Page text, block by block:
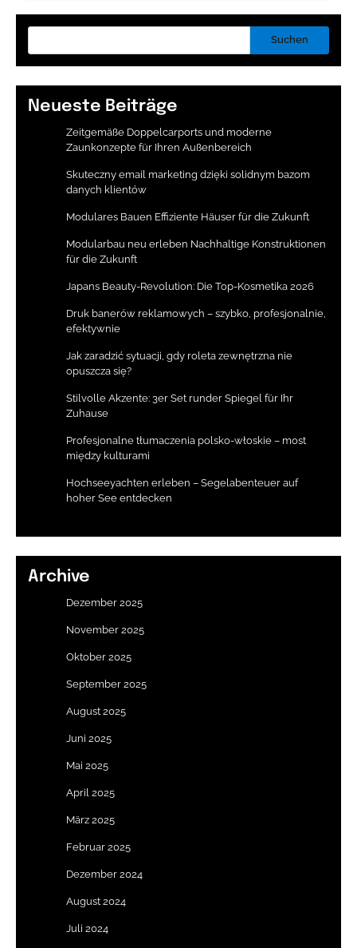
Suchen
Neueste Beiträge
Zeitgemäße Doppelcarports und moderne
Zaunkonzepte für Ihren Außenbereich
Skuteczny email marketing dzięki solidnym bazom
danych klientów
Modulares Bauen Effiziente Häuser für die Zukunft
Modularbau neu erleben Nachhaltige Konstruktionen
für die Zukunft
Japans Beauty-Revolution: Die Top-Kosmetika 2026
Druk banerów reklamowych – szybko, profesjonalnie,
efektywnie
Jak zaradzić sytuacji, gdy roleta zewnętrzna nie
opuszcza się?
Stilvolle Akzente: 3er Set runder Spiegel für Ihr
Zuhause
Profesjonalne tłumaczenia polsko-włoskie – most
między kulturami
Hochseeyachten erleben – Segelabenteuer auf
hoher See entdecken
Archive
Dezember 2025
November 2025
Oktober 2025
September 2025
August 2025
Juni 2025
Mai 2025
April 2025
März 2025
Februar 2025
Dezember 2024
August 2024
Juli 2024